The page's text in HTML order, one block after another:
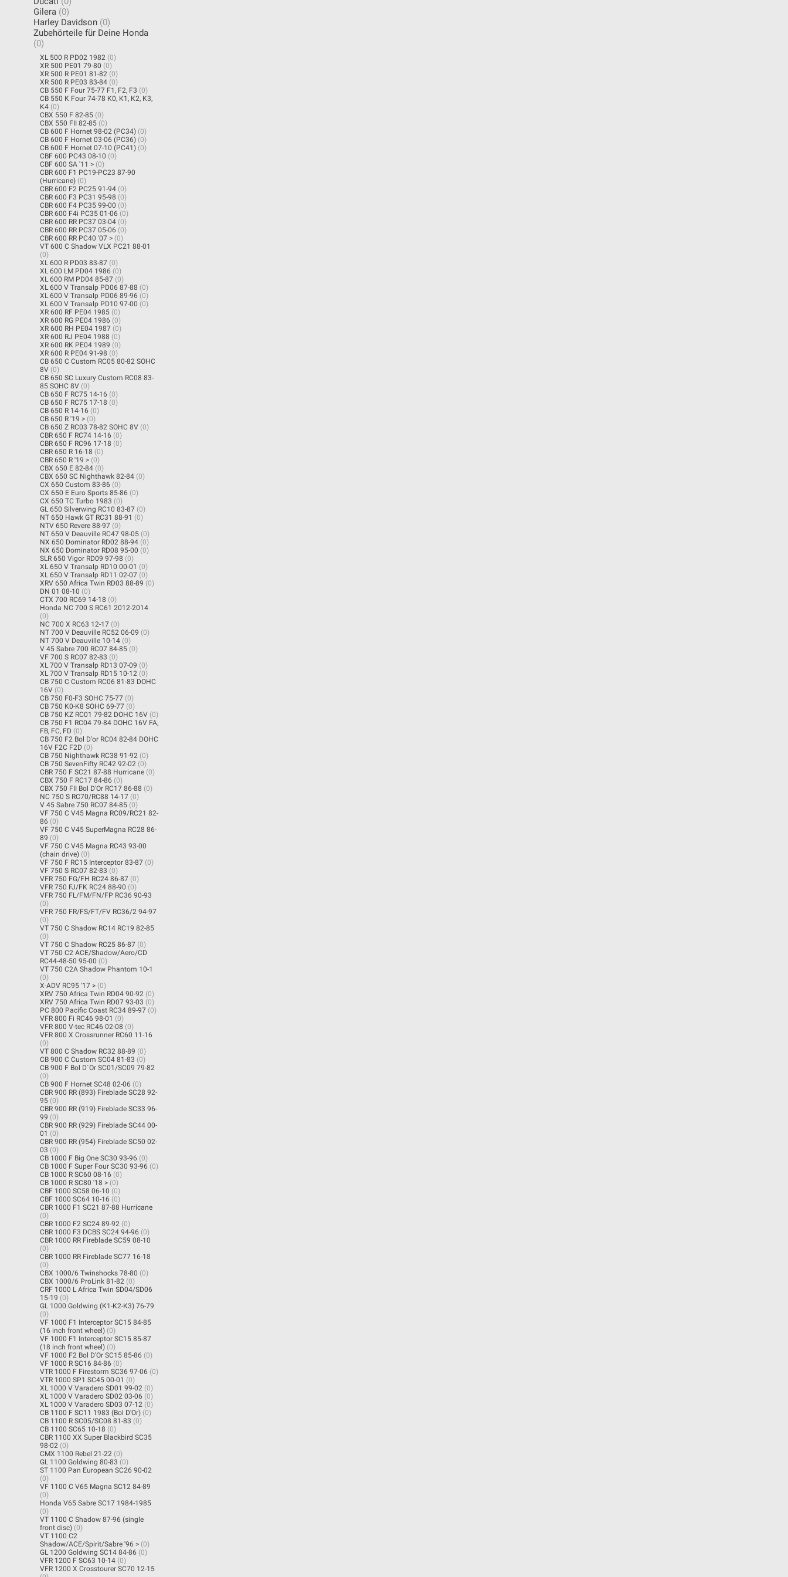
Gilera (0)
Harley Davidson (0)
Zubehörteile für Deine Honda
(0)
XL 500 R PD02 1982 (0)
XR 500 PE01 79-80 (0)
XR 500 R PE01 81-82 (0)
XR 500 R PE03 83-84 (0)
CB 550 F Four 75-77 F1, F2, F3 (0)
CB 550 K Four 74-78 K0, K1, K2, K3,
K4 (0)
CBX 550 F 82-85 (0)
CBX 550 FII 82-85 (0)
CB 600 F Hornet 98-02 (PC34) (0)
CB 600 F Hornet 03-06 (PC36) (0)
CB 600 F Hornet 07-10 (PC41) (0)
CBF 600 PC43 08-10 (0)
CBF 600 SA '11 > (0)
CBR 600 F1 PC19-PC23 87-90
(Hurricane) (0)
CBR 600 F2 PC25 91-94 (0)
CBR 600 F3 PC31 95-98 (0)
CBR 600 F4 PC35 99-00 (0)
CBR 600 F4i PC35 01-06 (0)
CBR 600 RR PC37 03-04 (0)
CBR 600 RR PC37 05-06 (0)
CBR 600 RR PC40 '07 > (0)
VT 600 C Shadow VLX PC21 88-01
(0)
XL 600 R PD03 83-87 (0)
XL 600 LM PD04 1986 (0)
XL 600 RM PD04 85-87 (0)
XL 600 V Transalp PD06 87-88 (0)
XL 600 V Transalp PD06 89-96 (0)
XL 600 V Transalp PD10 97-00 (0)
XR 600 RF PE04 1985 (0)
XR 600 RG PE04 1986 (0)
XR 600 RH PE04 1987 (0)
XR 600 RJ PE04 1988 (0)
XR 600 RK PE04 1989 (0)
XR 600 R PE04 91-98 (0)
CB 650 C Custom RC05 80-82 SOHC
8V (0)
CB 650 SC Luxury Custom RC08 83-
85 SOHC 8V (0)
CB 650 F RC75 14-16 (0)
CB 650 F RC75 17-18 (0)
CB 650 R 14-16 (0)
CB 650 R '19 > (0)
CB 650 Z RC03 78-82 SOHC 8V (0)
CBR 650 F RC74 14-16 (0)
CBR 650 F RC96 17-18 (0)
CBR 650 R 16-18 (0)
CBR 650 R '19 > (0)
CBX 650 E 82-84 (0)
CBX 650 SC Nighthawk 82-84 (0)
CX 650 Custom 83-86 (0)
CX 650 E Euro Sports 85-86 (0)
CX 650 TC Turbo 1983 (0)
GL 650 Silverwing RC10 83-87 (0)
NT 650 Hawk GT RC31 88-91 (0)
NTV 650 Revere 88-97 (0)
NT 650 V Deauville RC47 98-05 (0)
NX 650 Dominator RD02 88-94 (0)
NX 650 Dominator RD08 95-00 (0)
SLR 650 Vigor RD09 97-98 (0)
XL 650 V Transalp RD10 00-01 (0)
XL 650 V Transalp RD11 02-07 (0)
XRV 650 Africa Twin RD03 88-89 (0)
DN 01 08-10 (0)
CTX 700 RC69 14-18 (0)
Honda NC 700 S RC61 2012-2014
(0)
NC 700 X RC63 12-17 (0)
NT 700 V Deauville RC52 06-09 (0)
NT 700 V Deauville 10-14 (0)
V 45 Sabre 700 RC07 84-85 (0)
VF 700 S RC07 82-83 (0)
XL 700 V Transalp RD13 07-09 (0)
XL 700 V Transalp RD15 10-12 (0)
CB 750 C Custom RC06 81-83 DOHC
16V (0)
CB 750 F0-F3 SOHC 75-77 (0)
CB 750 K0-K8 SOHC 69-77 (0)
CB 750 KZ RC01 79-82 DOHC 16V (0)
CB 750 F1 RC04 79-84 DOHC 16V FA,
FB, FC, FD (0)
CB 750 F2 Bol D'or RC04 82-84 DOHC
16V F2C F2D (0)
CB 750 Nighthawk RC38 91-92 (0)
CB 750 SevenFifty RC42 92-02 (0)
CBR 750 F SC21 87-88 Hurricane (0)
CBX 750 F RC17 84-86 (0)
CBX 750 FII Bol D'Or RC17 86-88 (0)
NC 750 S RC70/RC88 14-17 (0)
V 45 Sabre 750 RC07 84-85 (0)
VF 750 C V45 Magna RC09/RC21 82-
86 (0)
VF 750 C V45 SuperMagna RC28 86-
89 (0)
VF 750 C V45 Magna RC43 93-00
(chain drive) (0)
VF 750 F RC15 Interceptor 83-87 (0)
VF 750 S RC07 82-83 (0)
VFR 750 FG/FH RC24 86-87 (0)
VFR 750 FJ/FK RC24 88-90 (0)
VFR 750 FL/FM/FN/FP RC36 90-93
(0)
VFR 750 FR/FS/FT/FV RC36/2 94-97
(0)
VT 750 C Shadow RC14 RC19 82-85
(0)
VT 750 C Shadow RC25 86-87 (0)
VT 750 C2 ACE/Shadow/Aero/CD
RC44-48-50 95-00 (0)
VT 750 C2A Shadow Phantom 10-1
(0)
X-ADV RC95 '17 > (0)
XRV 750 Africa Twin RD04 90-92 (0)
XRV 750 Africa Twin RD07 93-03 (0)
PC 800 Pacific Coast RC34 89-97 (0)
VFR 800 Fi RC46 98-01 (0)
VFR 800 V-tec RC46 02-08 (0)
VFR 800 X Crossrunner RC60 11-16
(0)
VT 800 C Shadow RC32 88-89 (0)
CB 900 C Custom SC04 81-83 (0)
CB 900 F Bol D`Or SC01/SC09 79-82
(0)
CB 900 F Hornet SC48 02-06 (0)
CBR 900 RR (893) Fireblade SC28 92-
95 (0)
CBR 900 RR (919) Fireblade SC33 96-
99 (0)
CBR 900 RR (929) Fireblade SC44 00-
01 (0)
CBR 900 RR (954) Fireblade SC50 02-
03 (0)
CB 1000 F Big One SC30 93-96 (0)
CB 1000 F Super Four SC30 93-96 (0)
CB 1000 R SC60 08-16 (0)
CB 1000 R SC80 '18 > (0)
CBF 1000 SC58 06-10 (0)
CBF 1000 SC64 10-16 (0)
CBR 1000 F1 SC21 87-88 Hurricane
(0)
CBR 1000 F2 SC24 89-92 (0)
CBR 1000 F3 DCBS SC24 94-96 (0)
CBR 1000 RR Fireblade SC59 08-10
(0)
CBR 1000 RR Fireblade SC77 16-18
(0)
CBX 1000/6 Twinshocks 78-80 (0)
CBX 1000/6 ProLink 81-82 (0)
CRF 1000 L Africa Twin SD04/SD06
15-19 (0)
GL 1000 Goldwing (K1-K2-K3) 76-79
(0)
VF 1000 F1 Interceptor SC15 84-85
(16 inch front wheel) (0)
VF 1000 F1 Interceptor SC15 85-87
(18 inch front wheel) (0)
VF 1000 F2 Bol D'Or SC15 85-86 (0)
VF 1000 R SC16 84-86 (0)
VTR 1000 F Firestorm SC36 97-06 (0)
VTR 1000 SP1 SC45 00-01 (0)
XL 1000 V Varadero SD01 99-02 (0)
XL 1000 V Varadero SD02 03-06 (0)
XL 1000 V Varadero SD03 07-12 (0)
CB 1100 F SC11 1983 (Bol D'Or) (0)
CB 1100 R SC05/SC08 81-83 (0)
CB 1100 SC65 10-18 (0)
CBR 1100 XX Super Blackbird SC35
98-02 (0)
CMX 1100 Rebel 21-22 (0)
GL 1100 Goldwing 80-83 (0)
ST 1100 Pan European SC26 90-02
(0)
VF 1100 C V65 Magna SC12 84-89
(0)
Honda V65 Sabre SC17 1984-1985
(0)
VT 1100 C Shadow 87-96 (single
front disc) (0)
VT 1100 C2
Shadow/ACE/Spirit/Sabre '96 > (0)
GL 1200 Goldwing SC14 84-86 (0)
VFR 1200 F SC63 10-14 (0)
VFR 1200 X Crosstourer SC70 12-15